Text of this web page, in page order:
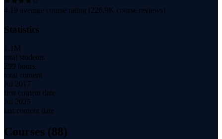
4.19 average course rating (226.9K course reviews)
Statistics
1.1M
total students
299 hours
total content
Jul 2017
first content date
Jul 2025
last content date
Courses (88)